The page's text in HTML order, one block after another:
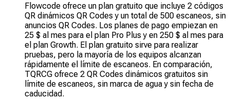
Flowcode ofrece un plan gratuito que incluye 2 códigos
QR dinámicos QR Codes y un total de 500 escaneos, sin
anuncios QR Codes. Los planes de pago empiezan en
25 $ al mes para el plan Pro Plus y en 250 $ al mes para
el plan Growth. El plan gratuito sirve para realizar
pruebas, pero la mayoría de los equipos alcanzan
rápidamente el límite de escaneos. En comparación,
TQRCG ofrece 2 QR Codes dinámicos gratuitos sin
límite de escaneos, sin marca de agua y sin fecha de
caducidad.